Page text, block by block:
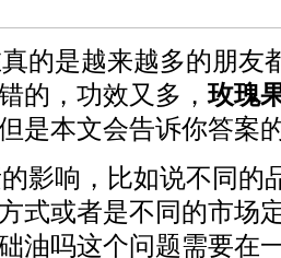
的是越来越多的朋友
的，功效又多，玫瑰
是本文会告诉你答案
影响，比如说不同的
式或者是不同的市场
油吗这个问题需要在